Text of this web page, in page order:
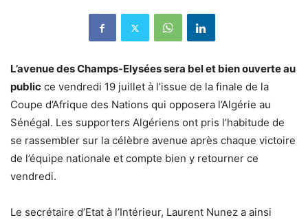
L’avenue des Champs-Elysées sera bel et bien ouverte au
public ce vendredi 19 juillet à l’issue de la finale de la
Coupe d’Afrique des Nations qui opposera l’Algérie au
Sénégal. Les supporters Algériens ont pris l’habitude de
se rassembler sur la célèbre avenue après chaque victoire
de l’équipe nationale et compte bien y retourner ce
vendredi.
Le secrétaire d’Etat à l’Intérieur, Laurent Nunez a ainsi